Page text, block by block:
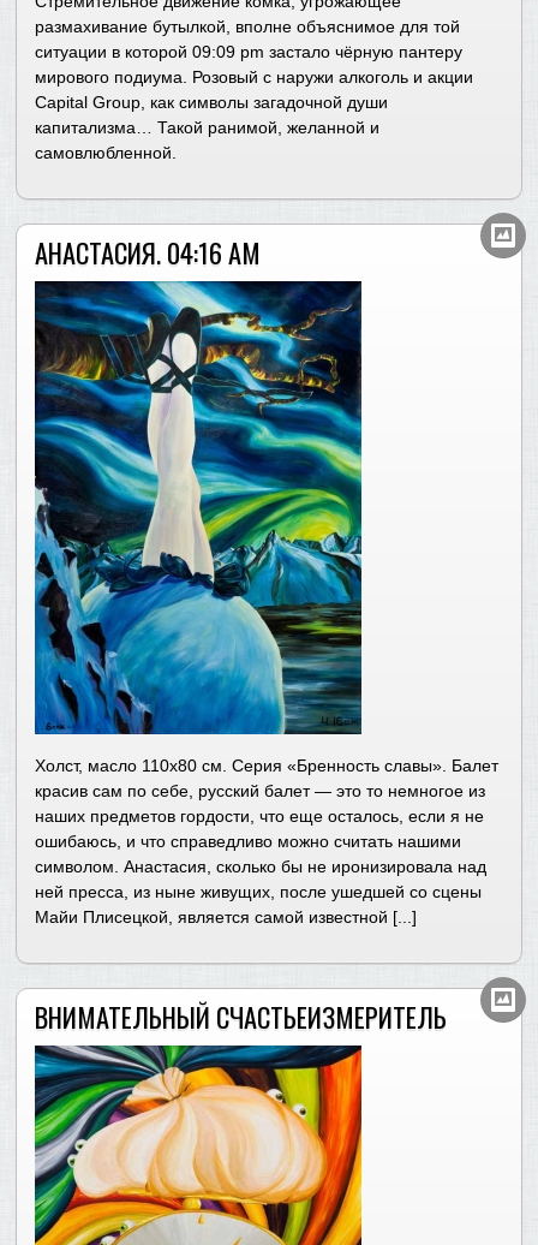
размахивание бутылкой, вполне объяснимое для той
ситуации в которой 09:09 pm застало чёрную пантеру
мирового подиума. Розовый с наружи алкоголь и акции
Capital Group, как символы загадочной души
капитализма… Такой ранимой, желанной и
самовлюбленной.
АНАСТАСИЯ. 04:16 AM
Холст, масло 110х80 см. Серия «Бренность славы». Балет
красив сам по себе, русский балет — это то немногое из
наших предметов гордости, что еще осталось, если я не
ошибаюсь, и что справедливо можно считать нашими
символом. Анастасия, сколько бы не иронизировала над
ней пресса, из ныне живущих, после ушедшей со сцены
Майи Плисецкой, является самой известной [...]
ВНИМАТЕЛЬНЫЙ СЧАСТЬЕИЗМЕРИТЕЛЬ